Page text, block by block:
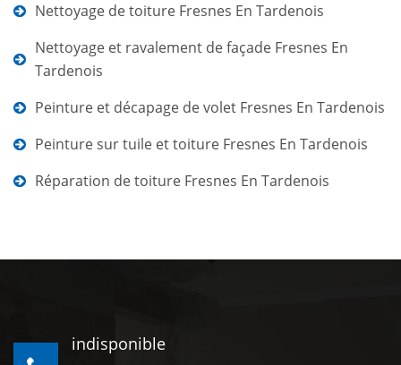
Nettoyage de toiture Fresnes En Tardenois
Nettoyage et ravalement de façade Fresnes En
Tardenois
Peinture et décapage de volet Fresnes En Tardenois
Peinture sur tuile et toiture Fresnes En Tardenois
Réparation de toiture Fresnes En Tardenois
indisponible